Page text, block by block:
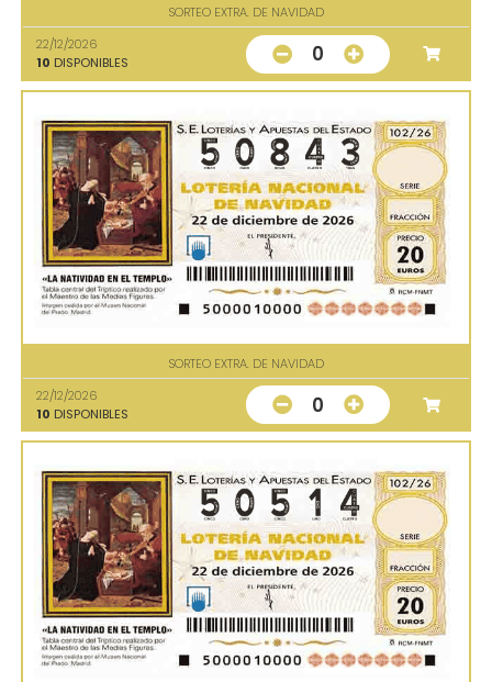
SORTEO EXTRA. DE NAVIDAD
22/12/2026
10 DISPONIBLES 0
SORTEO EXTRA. DE NAVIDAD
22/12/2026
10 DISPONIBLES 0